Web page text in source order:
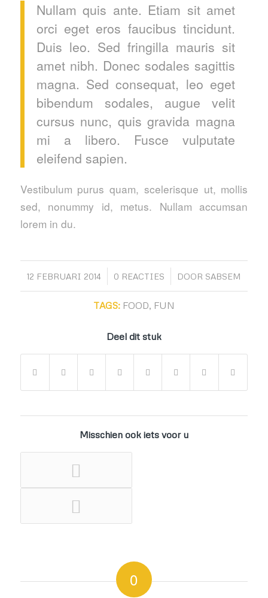
Nullam quis ante. Etiam sit amet
orci eget eros faucibus tincidunt.
Duis leo. Sed fringilla mauris sit
amet nibh. Donec sodales sagittis
magna. Sed consequat, leo eget
bibendum sodales, augue velit
cursus nunc, quis gravida magna
mi a libero. Fusce vulputate
eleifend sapien.
Vestibulum purus quam, scelerisque ut, mollis
sed, nonummy id, metus. Nullam accumsan
lorem in du.
12 FEBRUARI 2014
/ 0 REACTIES
/ DOOR SABSEM
TAGS: FOOD, FUN
Deel dit stuk
Misschien ook iets voor u
0